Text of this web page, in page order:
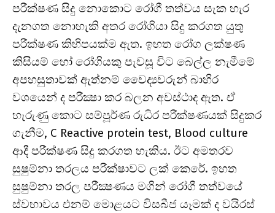
පරීක්ෂණ සිදු නොකොට රෝගී තත්වය සැක හැර
දැනගත නොහැකි අතර රෝගියා සිදු කරගත යුතු
පරීක්ෂණ කිහිපයක්ම ඇත. ඉහත රෝග ලක්ෂණ
කිසියම් හෝ රෝගියකු පැවසූ විට බෙල්ල නැමීමේ
අපහසුතාවක් ඇත්නම් වෛද්‍යවරුන් බාහිර
වශයෙන් ද පරීක්‍ෂා කර බලන අවස්ථාද ඇත. ඒ
හැරුණු කොට සම්පූර්ණ රුධිර පරීක්ෂණයක් සිදුකර
ගැනීම, C Reactive protein test, Blood culture
ආදී පරීක්ෂණ සිදු කරගත හැකිය. ඊට අමතරව
සුෂුම්නා තරලය පරීක්ෂාවට ලක් කෙරේ. ඉහත
සුෂුම්නා තරල පරීක්‍ෂණය මගින් රෝගී තත්වයේ
ස්වභාවය එනම් මොළයට විසබීජ යෑමක් ද වයිරස්